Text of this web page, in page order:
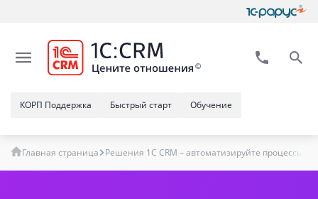
Обучение
Быстрый старт
КОРП Поддержка
Главная страница Решения 1C CRM – автоматизируйте процессы